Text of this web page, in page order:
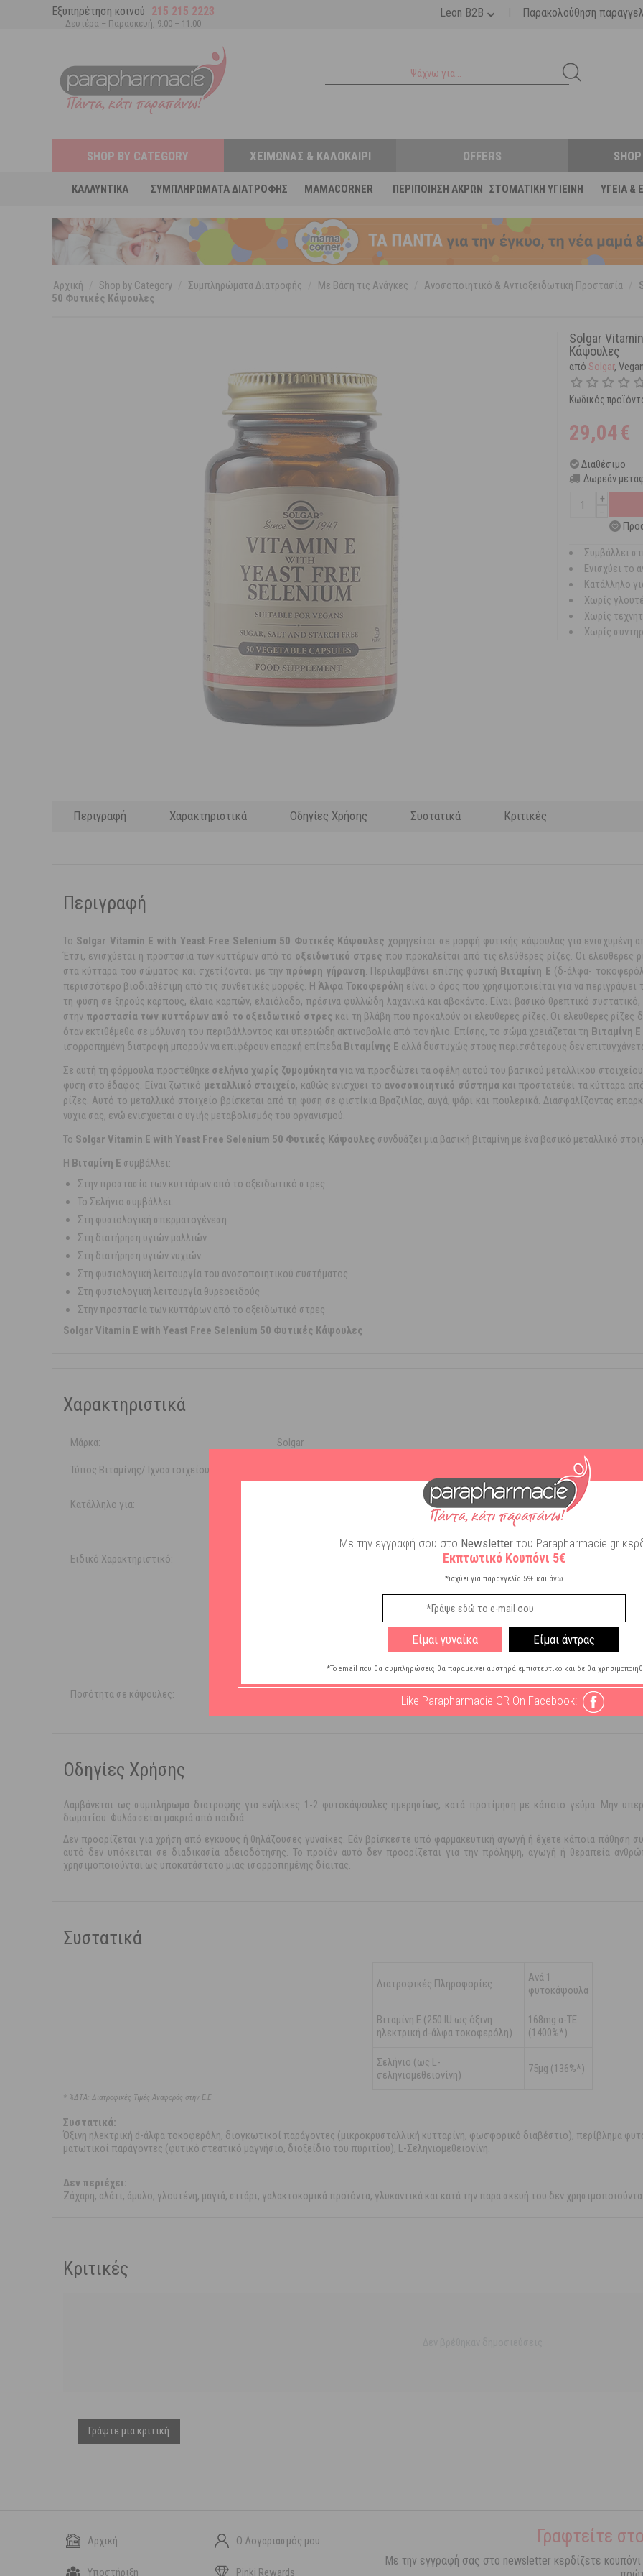
Εξυπηρέτηση κοινού 215 215 2223
Δευτέρα – Παρασκευή, 9:00 – 11:00
Leon B2B | Παρακολούθηση
SHOP BY CATEGORY
ΚΑΛΛΥΝΤΙΚΆ ΣΥΜΠΛΗΡΏΜΑΤΑ ΔΙΑΤΡΟΦΉΣ MAMACORNER ΠΕΡΙΠΟΊΗΣΗ ΆΚΡΩΝ ΣΤΟΜΑΤΙΚΉ ΥΓΙΕΙΝΉ ΥΓΕΊΑ &
ΧΕΙΜΏΝΑΣ & ΚΑΛΟΚΑΊΡΙ OFFERS
Αρχική Shop by Category Συμπληρώματα Διατροφής Με Βάση τις Ανάγκες Ανοσοποιητικό & Αντιοξειδωτική Προστασία
50 Φυτικές Κάψουλες
Solgar
Κάψουλες
από Solgar,
Κωδικός
29,04€
Διαθέσιμο
Δωρεάν
+
−
Συμβάλλει
Ενισχύει το
Κατάλληλο
Χωρίς
Χωρίς
Χωρίς
Περιγραφή Χαρακτηριστικά Οδηγίες Χρήσης Συστατικά Κριτικές
Περιγραφή
To Solgar Vitamin E with Yeast Free Selenium 50 Φυτικές Κάψουλες χορηγείται σε μορφή φυτικής κάψουλας για
Έτσι, ενισχύεται η προστασία των κυττάρων από το οξειδωτικό στρες που προκαλείται από τις ελεύθερες ρίζες. Οι ελεύθερες
στα κύτταρα του σώματος και σχετίζονται με την πρόωρη γήρανση. Περιλαμβάνει επίσης φυσική Βιταμίνη Ε (δ-άλφα-
περισσότερο βιοδιαθέσιμη από τις συνθετικές μορφές. Η Άλφα Τοκοφερόλη είναι ο όρος που χρησιμοποιείται για να περιγράψει
τη φύση σε ξηρούς καρπούς, έλαια καρπών, ελαιόλαδο, πράσινα φυλλώδη λαχανικά και αβοκάντο. Είναι βασικό θρεπτικό συστατικό,
στην προστασία των κυττάρων από το οξειδωτικό στρες και τη βλάβη που προκαλούν οι ελεύθερες ρίζες. Οι ελεύθερες
όταν εκτιθέμεθα σε μόλυνση του περιβάλλοντος και υπεριώδη ακτινοβολία από τον ήλιο. Επίσης, το σώμα χρειάζεται τη Βιταμίνη Ε
ισορροπημένη διατροφή μπορούν να επιφέρουν επαρκή επίπεδα Βιταμίνης Ε αλλά δυστυχώς στους περισσότερους δεν
Σε αυτή τη φόρμουλα προστέθηκε σελήνιο χωρίς ζυμομύκητα για να προσδώσει τα οφέλη αυτού του βασικού μεταλλικού
φύση στο έδαφος. Είναι ζωτικό μεταλλικό στοιχείο, καθώς ενισχύει το ανοσοποιητικό σύστημα και προστατεύει τα κύτταρα
ρίζες. Αυτό το μεταλλικό στοιχείο βρίσκεται από τη φύση σε φιστίκια Βραζιλίας, αυγά, ψάρι και πουλερικά. Διασφαλίζοντας
νύχια σας, ενώ ενισχύεται ο υγιής μεταβολισμός του οργανισμού.
Το Solgar Vitamin E with Yeast Free Selenium 50 Φυτικές Κάψουλες συνδυάζει μια βασική βιταμίνη με ένα βασικό μεταλλικό
Η Βιταμίνη Ε συμβάλλει:
Στην προστασία των κυττάρων από το οξειδωτικό στρες
Το Σελήνιο συμβάλλει:
Στη φυσιολογική σπερματογένεση
Στη διατήρηση υγιών μαλλιών
Στη διατήρηση υγιών νυχιών
Στη φυσιολογική λειτουργία του ανοσοποιητικού συστήματος
Στη φυσιολογική λειτουργία θυρεοειδούς
Στην προστασία των κυττάρων από το οξειδωτικό στρες
Solgar Vitamin E with Yeast Free Selenium 50 Φυτικές Κάψουλες
Χαρακτηριστικά
Μάρκα: Solgar
Τύπος Βιταμίνης/ Ιχνοστοιχείου:
Κατάλληλο για:
Ειδικό Χαρακτηριστικό:
Ποσότητα σε κάψουλες:
Οδηγίες Χρήσης
Λαμβάνεται ως συμπλήρωμα διατροφής για ενήλικες 1-2 φυτοκάψουλες ημερησίως, κατά προτίμηση με κάποιο γεύμα. Μην
δωματίου. Φυλάσσεται μακριά από παιδιά.
Δεν προορίζεται για χρήση από εγκύους ή θηλάζουσες γυναίκες. Εάν βρίσκεστε υπό φαρμακευτική αγωγή ή έχετε κάποια πάθηση
αυτό δεν υπόκειται σε διαδικασία αδειοδότησης. Το προϊόν αυτό δεν προορίζεται για την πρόληψη, αγωγή ή θεραπεία
χρησιμοποιούνται ως υποκατάστατο μιας ισορροπημένης δίαιτας.
Συστατικά
Διατροφικές Πληροφορίες
Ανά 1
φυτοκάψουλα
Βιταμίνη E (250 IU ως όξινη
ηλεκτρική d-άλφα τοκοφερόλη)
168mg α-ΤΕ
(1400%*)
Σελήνιο (ως L-
σεληνιομεθειονίνη)
75μg (136%*)
* %ΔΤΑ: Διατροφικές Τιμές Αναφοράς στην Ε.Ε
Συστατικά:
Όξινη ηλεκτρική d-άλφα τοκοφερόλη, διογκωτικοί παράγοντες (μικροκρυσταλλική κυτταρίνη, φωσφορικό διαβέστιο), περίβλημα
ματωτικοί παράγοντες (φυτικό στεατικό μαγνήσιο, διοξείδιο του πυριτίου), L-Σεληνιομεθειονίνη.
Δεν περιέχει:
Ζάχαρη, αλάτι, άμυλο, γλουτένη, μαγιά, σιτάρι, γαλακτοκομικά προϊόντα, γλυκαντικά και κατά την παρα σκευή του δεν
Κριτικές
Γράψτε μια κριτική
Αρχική Ο Λογαριασμός μου
Υποστήριξη Pinki Rewards
Γραφτείτε
Με την εγγραφή σας στο newsletter κερδίζετε
Με την εγγραφή σου στο Newsletter του Parapharmacie.gr
Εκπτωτικό Κουπόνι 5€
*ισχύει για παραγγελία 59€ και άνω
Είμαι γυναίκα Είμαι άντρας
*Το email που θα συμπληρώσεις θα παραμείνει αυστηρά εμπιστευτικό και δε θα
Like Parapharmacie GR On Facebook: